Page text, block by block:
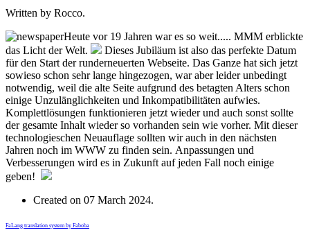
Written by Rocco.
Heute vor 19 Jahren war es so weit..... MMM erblickte
das Licht der Welt.
Dieses Jubiläum ist also das perfekte Datum
für den Start der runderneuerten Webseite. Das Ganze hat sich jetzt
sowieso schon sehr lange hingezogen, war aber leider unbedingt
notwendig, weil die alte Seite aufgrund des betagten Alters schon
einige Unzulänglichkeiten und Inkompatibilitäten aufwies.
Komplettlösungen funktionieren jetzt wieder und auch sonst sollte
der gesamte Inhalt wieder so vorhanden sein wie vorher. Mit dieser
technologieschen Neuauflage sollten wir auch in den nächsten
Jahren noch im WWW zu finden sein. Anpassungen und
Verbesserungen wird es in Zukunft auf jeden Fall noch einige
geben!
Created on 07 March 2024.
FaLang translation system by Faboba